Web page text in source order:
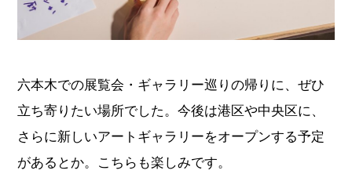
六本木での展覧会・ギャラリー巡りの帰りに、ぜひ
立ち寄りたい場所でした。今後は港区や中央区に、
さらに新しいアートギャラリーをオープンする予定
があるとか。こちらも楽しみです。